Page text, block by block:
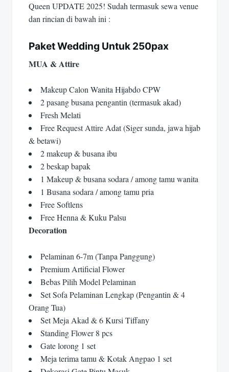
Queen UPDATE 2025! Sudah termasuk sewa venue
dan rincian di bawah ini :
Paket Wedding Untuk 250pax
MUA & Attire
Makeup Calon Wanita Hijabdo CPW
2 pasang busana pengantin (termasuk akad)
Fresh Melati
Free Request Attire Adat (Siger sunda, jawa hijab
& betawi)
2 makeup & busana ibu
2 beskap bapak
1 Makeup & busana sodara / among tamu wanita
1 Busana sodara / among tamu pria
Free Softlens
Free Henna & Kuku Palsu
Decoration
Pelaminan 6-7m (Tanpa Panggung)
Premium Artificial Flower
Bebas Pilih Model Pelaminan
Set Sofa Pelaminan Lengkap (Pengantin & 4
Orang Tua)
Set Meja Akad & 6 Kursi Tiffany
Standing Flower 8 pcs
Gate lorong 1 set
Meja terima tamu & Kotak Angpao 1 set